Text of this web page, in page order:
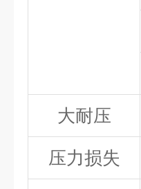
大耐压
压力损失